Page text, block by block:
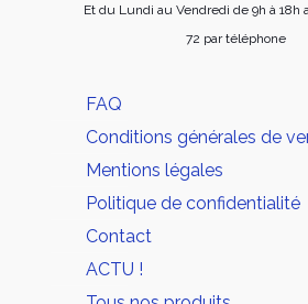
Et du Lundi au Vendredi de 9h à 18h
72 par téléphone
FAQ
Conditions générales de
Mentions légales
Politique de confidentialité
Contact
ACTU !